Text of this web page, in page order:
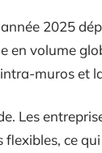
2025
en volume
muros et
Les
ce